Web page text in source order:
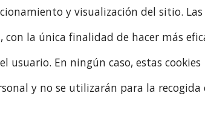
y visualización del sitio. Las
la única finalidad de hacer más
usuario. En ningún caso, estas cookies
y no se utilizarán para la recogida